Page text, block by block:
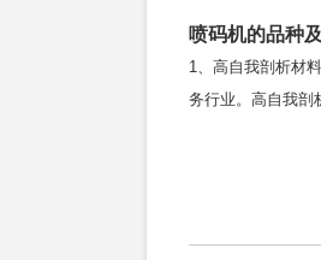
喷码机的品种
1、高自我剖析材
务行业。高自我剖